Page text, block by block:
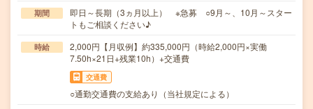
期間
即日～長期（3ヵ月以上） ※急募 ○9月～、10月～スター
トもご相談ください♪
時給
2,000円【月収例】約335,000円（時給2,000円×実働
7.50h×21日+残業10h）+交通費
交通費
○通勤交通費の支給あり（当社規定による）